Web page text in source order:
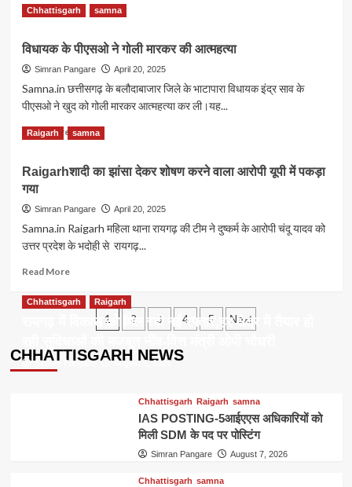
छुट्टियां
घोषित,15जून
बंद
स्कूल
Read MoreRead
more
जशपुर-
पति
की
अपनी
10वीं
पत्नी
हत्या,शव
ने
खोला
राज
Chhattisgarh samna
विधायक के पीएसओ ने गोली मारकर की आत्महत्या
Simran Pangare April 20, 2025
Samna.in छत्तीसगढ़ के बलौदाबाजार जिले के भाटापारा विधायक इंद्र साव के
पीएसओ ने खुद को गोली मारकर आत्महत्या कर ली।यह...
Read MoreRead
more
विधायक
गोली
मारकर
आत्महत्या
Raigarh samna
Raigarhशादी का झांसा देकर शोषण करने वाला आरोपी यूपी में पकड़ा
गया
Simran Pangare April 20, 2025
Samna.in Raigarh महिला थाना रायगढ़ की टीम ने दुष्कर्म के आरोपी चंदू यादव को
उत्तर प्रदेश के भदोही से रायगढ़...
Read MoreRead
about
Raigarhशादी
देकर
Posts
pagination
1 2 3 4 5 Next
CHHATTISGARH NEWS
Chhattisgarh Raigarh
रायगढ़ में विकास को मिल रही नई रफ्तार,हर क्षेत्र में तैयार हो
Simran Pangare August 7, 2026
Chhattisgarh Raigarh samna
IAS POSTING-5आईएएस अधिकारियों को
मिली SDM के पद पर पोस्टिंग
Simran Pangare August 7, 2026
Chhattisgarh samna